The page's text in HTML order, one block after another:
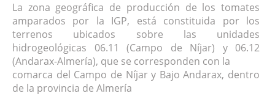
La zona geográfica de producción de los tomates
amparados por la IGP, está constituida por los
terrenos ubicados sobre las unidades
hidrogeológicas 06.11 (Campo de Níjar) y 06.12
(Andarax-Almería), que se corresponden con la
comarca del Campo de Níjar y Bajo Andarax, dentro
de la provincia de Almería